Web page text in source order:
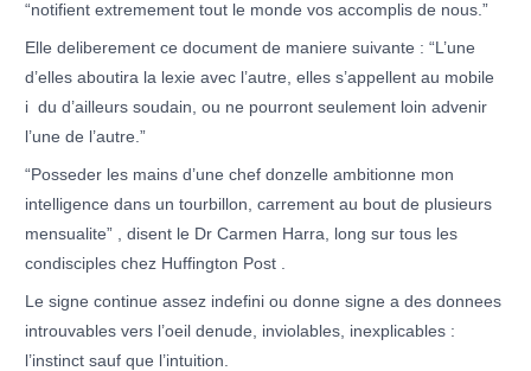
“notifient extremement tout le monde vos accomplis de nous.”
Elle deliberement ce document de maniere suivante : “L’une
d’elles aboutira la lexie avec l’autre, elles s’appellent au mobile
i du d’ailleurs soudain, ou ne pourront seulement loin advenir
l’une de l’autre.”
“Posseder les mains d’une chef donzelle ambitionne mon
intelligence dans un tourbillon, carrement au bout de plusieurs
mensualite” , disent le Dr Carmen Harra, long sur tous les
condisciples chez Huffington Post .
Le signe continue assez indefini ou donne signe a des donnees
introuvables vers l’oeil denude, inviolables, inexplicables :
l’instinct sauf que l’intuition.